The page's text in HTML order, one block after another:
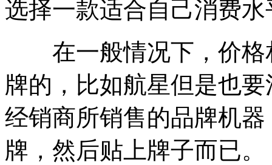
选择一款适合自己消费
在一般情况下，价格
牌的，比如航星但是也
经销商所销售的品牌机
牌，然后贴上牌子而已。